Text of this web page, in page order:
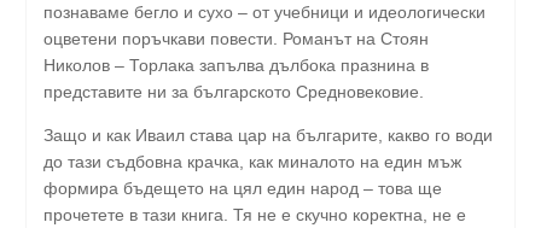
познаваме бегло и сухо – от учебници и идеологически
оцветени поръчкави повести. Романът на Стоян
Николов – Торлака запълва дълбока празнина в
представите ни за българското Средновековие.
Защо и как Иваил става цар на българите, какво го води
до тази съдбовна крачка, как миналото на един мъж
формира бъдещето на цял един народ – това ще
прочетете в тази книга. Тя не е скучно коректна, не е